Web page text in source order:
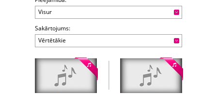
Visur
Sakārtojums:
Vērtētākie